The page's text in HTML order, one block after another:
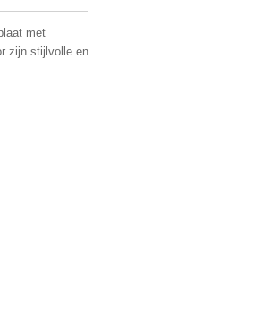
met
zijn stijlvolle en